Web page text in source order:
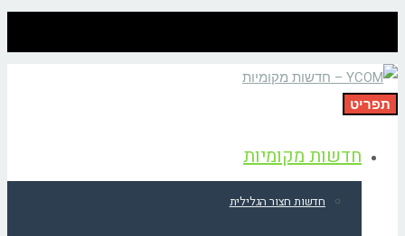
תפריט
חדשות מקומיות
חדשות חצור הגלילית